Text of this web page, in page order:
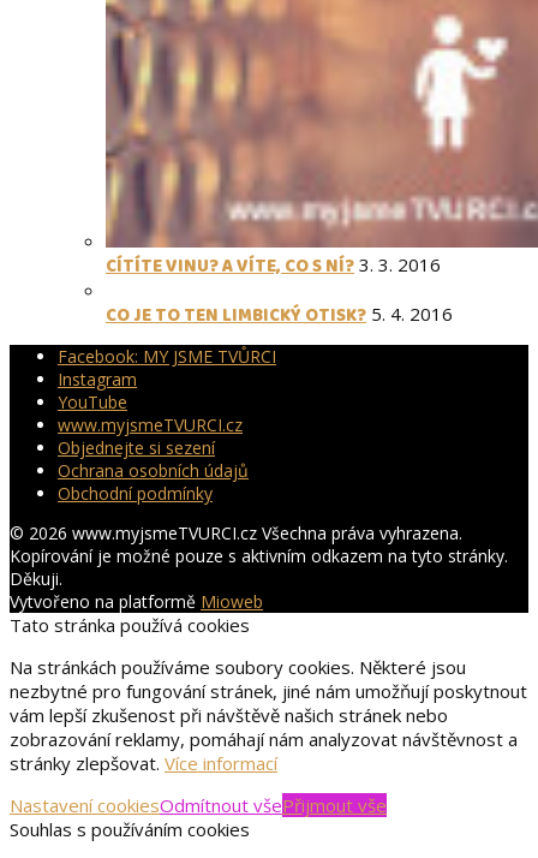
CÍTÍTE VINU? A VÍTE, CO S NÍ? 3. 3. 2016
CO JE TO TEN LIMBICKÝ OTISK? 5. 4. 2016
Facebook: MY JSME TVŮRCI
Instagram
YouTube
www.myjsmeTVURCI.cz
Objednejte si sezení
Ochrana osobních údajů
Obchodní podmínky
© 2026 www.myjsmeTVURCI.cz Všechna práva vyhrazena.
Kopírování je možné pouze s aktivním odkazem na tyto stránky.
Děkuji.
Vytvořeno na platformě Mioweb
Tato stránka používá cookies
Na stránkách používáme soubory cookies. Některé jsou
nezbytné pro fungování stránek, jiné nám umožňují poskytnout
vám lepší zkušenost při návštěvě našich stránek nebo
zobrazování reklamy, pomáhají nám analyzovat návštěvnost a
stránky zlepšovat. Více informací
Nastavení cookiesOdmítnout všePřijmout vše
Souhlas s používáním cookies